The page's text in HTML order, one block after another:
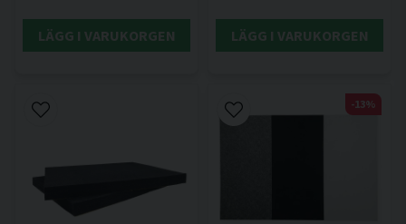
LÄGG I VARUKORGEN LÄGG I VARUKORGEN
-13%